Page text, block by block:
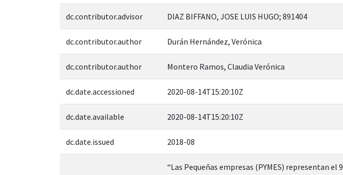
dc.contributor.advisor DIAZ BIFFANO, JOSE LUIS HUGO; 891404
dc.contributor.author Durán Hernández, Verónica
dc.contributor.author Montero Ramos, Claudia Verónica
dc.date.accessioned 2020-08-14T15:20:10Z
dc.date.available 2020-08-14T15:20:10Z
dc.date.issued 2018-08
“Las Pequeñas empresas (PYMES) representan